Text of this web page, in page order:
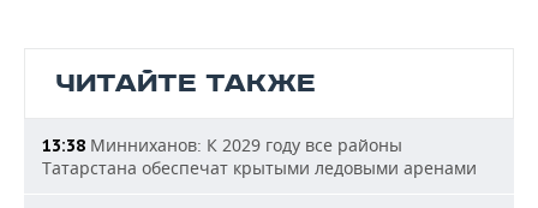
ЧИТАЙТЕ ТАКЖЕ
13:38 Минниханов: К 2029 году все районы
Татарстана обеспечат крытыми ледовыми аренами